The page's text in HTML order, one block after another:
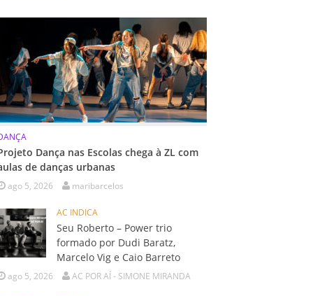
Dança nas Escolas chega à ZL com
de danças urbanas
ago 5, 2026 maribarcelos
AC INDICA
Seu Roberto – Power trio
formado por Dudi Baratz,
Marcelo Vig e Caio Barreto
ago 5, 2026 AC POR AÍ - SIMONE MIRANDA